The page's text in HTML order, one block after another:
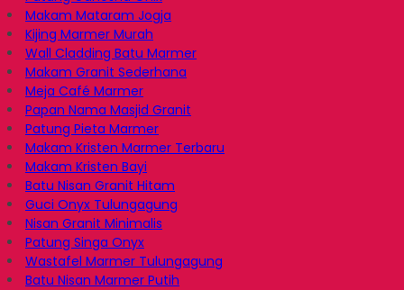
Makam Mataram Jogja
Kijing Marmer Murah
Wall Cladding Batu Marmer
Makam Granit Sederhana
Meja Café Marmer
Papan Nama Masjid Granit
Patung Pieta Marmer
Makam Kristen Marmer Terbaru
Makam Kristen Bayi
Batu Nisan Granit Hitam
Guci Onyx Tulungagung
Nisan Granit Minimalis
Patung Singa Onyx
Wastafel Marmer Tulungagung
Batu Nisan Marmer Putih